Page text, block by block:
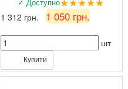
✓ Доступно
1 312 грн. 1 050 грн.
шт
Купити